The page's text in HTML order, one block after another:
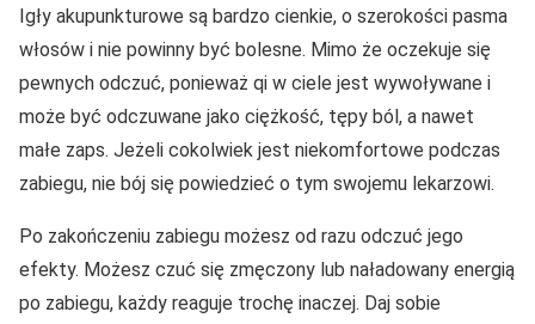
Igły akupunkturowe są bardzo cienkie, o szerokości pasma
włosów i nie powinny być bolesne. Mimo że oczekuje się
pewnych odczuć, ponieważ qi w ciele jest wywoływane i
może być odczuwane jako ciężkość, tępy ból, a nawet
małe zaps. Jeżeli cokolwiek jest niekomfortowe podczas
zabiegu, nie bój się powiedzieć o tym swojemu lekarzowi.
Po zakończeniu zabiegu możesz od razu odczuć jego
efekty. Możesz czuć się zmęczony lub naładowany energią
po zabiegu, każdy reaguje trochę inaczej. Daj sobie